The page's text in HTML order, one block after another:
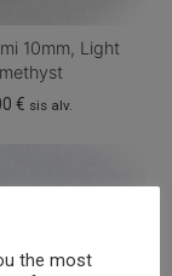
10mm, Light
€ sis alv.
the most